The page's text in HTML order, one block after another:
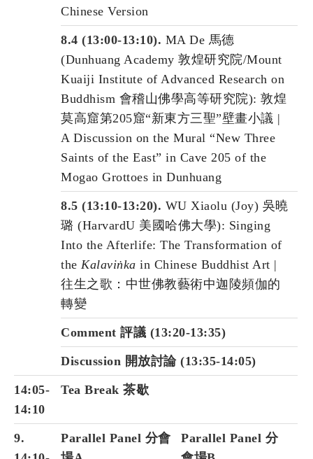
Chinese Version
8.4 (13:00-13:10). MA De 馬德
(Dunhuang Academy 敦煌研究院/Mount
Kuaiji Institute of Advanced Research on
Buddhism 會稽山佛學高等研究院): 敦煌
莫高窟第205窟“新東方三聖”壁畫小議 |
A Discussion on the Mural “New Three
Saints of the East” in Cave 205 of the
Mogao Grottoes in Dunhuang
8.5 (13:10-13:20). WU Xiaolu (Joy) 吳曉
璐 (HarvardU 美國哈佛大學): Singing
Into the Afterlife: The Transformation of
the Kalaviṅka in Chinese Buddhist Art |
往生之歌：中世佛教藝術中迦陵頻伽的
轉變
Comment 評議 (13:20-13:35)
Discussion 開放討論 (13:35-14:05)
14:05-
14:10
Tea Break 茶歇
9.
Parallel Panel 分會
Parallel Panel 分